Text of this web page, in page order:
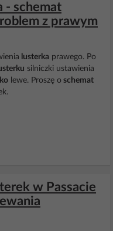
- schemat
z prawym
lusterka prawego. Po
silniczki ustawienia
lewe. Proszę o schemat
w Passacie